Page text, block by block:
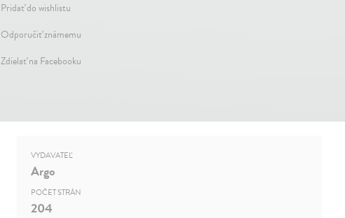
Pridať do wishlistu
Odporučiť známemu
Zdielať na Facebooku
VYDAVATEĽ
Argo
POČET STRÁN
204